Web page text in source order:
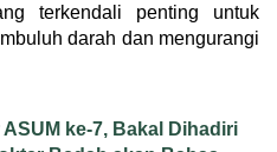
terkendali penting untuk
darah dan mengurangi
ke-7, Bakal Dihadiri